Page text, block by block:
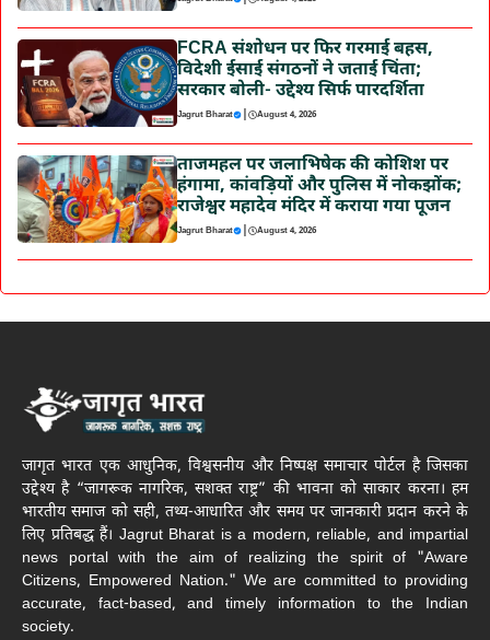
FCRA संशोधन पर फिर गरमाई बहस,
विदेशी ईसाई संगठनों ने जताई चिंता;
सरकार बोली- उद्देश्य सिर्फ पारदर्शिता
Jagrut Bharat | August 4, 2026
ताजमहल पर जलाभिषेक की कोशिश पर
हंगामा, कांवड़ियों और पुलिस में नोकझोंक;
राजेश्वर महादेव मंदिर में कराया गया पूजन
Jagrut Bharat | August 4, 2026
जागृत भारत एक आधुनिक, विश्वसनीय और निष्पक्ष समाचार पोर्टल है जिसका
उद्देश्य है “जागरूक नागरिक, सशक्त राष्ट्र” की भावना को साकार करना। हम
भारतीय समाज को सही, तथ्य-आधारित और समय पर जानकारी प्रदान करने के
लिए प्रतिबद्ध हैं। Jagrut Bharat is a modern, reliable, and impartial
news portal with the aim of realizing the spirit of "Aware
Citizens, Empowered Nation." We are committed to providing
accurate, fact-based, and timely information to the Indian
society.